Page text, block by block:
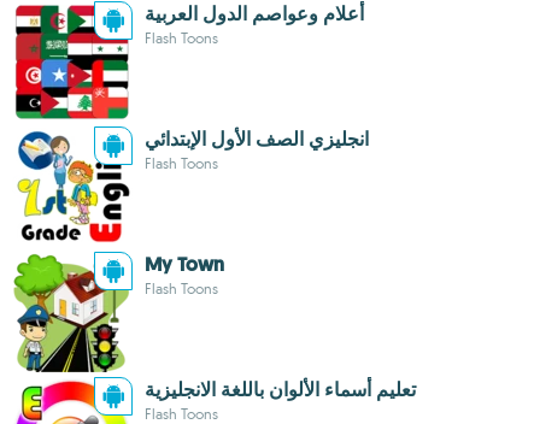
أعلام وعواصم الدول العربية
Flash Toons
انجليزي الصف الأول الإبتدائي
Flash Toons
My Town
Flash Toons
تعليم أسماء الألوان باللغة الانجليزية
Flash Toons